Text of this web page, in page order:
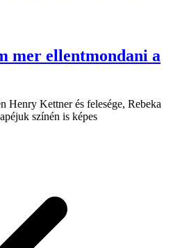
mer ellentmondani a
Henry Kettner és felesége, Rebeka
színén is képes